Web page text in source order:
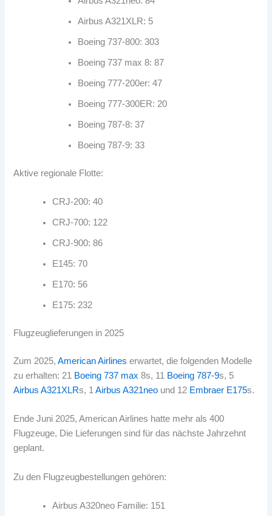
Airbus A321XLR: 5
Boeing 737-800: 303
Boeing 737 max 8: 87
Boeing 777-200er: 47
Boeing 777-300ER: 20
Boeing 787-8: 37
Boeing 787-9: 33
Aktive regionale Flotte:
CRJ-200: 40
CRJ-700: 122
CRJ-900: 86
E145: 70
E170: 56
E175: 232
Flugzeuglieferungen in 2025
Zum 2025,American Airlines erwartet, die folgenden Modelle
zu erhalten: 21 Boeing 737 max 8s, 11 Boeing 787-9s, 5
Airbus A321XLRs, 1Airbus A321neo und 12 Embraer E175s.
Ende Juni 2025, American Airlines hatte mehr als 400
Flugzeuge, Die Lieferungen sind für das nächste Jahrzehnt
geplant.
Zu den Flugzeugbestellungen gehören:
Airbus A320neo Familie: 151